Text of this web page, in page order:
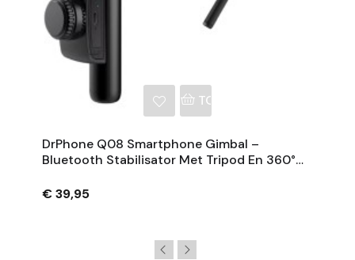
TOEVOEGEN AAN
DrPhone Q08 Smartphone Gimbal –
Bluetooth Stabilisator Met Tripod En 360°
€ 39,95